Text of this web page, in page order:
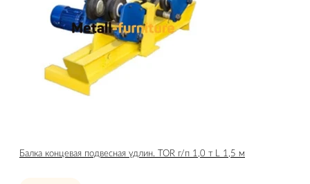
Балка концевая подвесная удлин. TOR г/п 1,0 т L 1,5 м